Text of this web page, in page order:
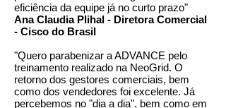
eficiência da equipe já no curto prazo"
Ana Claudia Plihal - Diretora Comercial
- Cisco do Brasil
"Quero parabenizar a ADVANCE pelo
treinamento realizado na NeoGrid. O
retorno dos gestores comerciais, bem
como dos vendedores foi excelente. Já
percebemos no "dia a dia", bem como em